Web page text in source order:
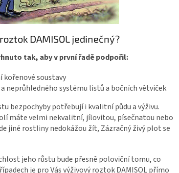
DAMISOL jedinečný?
tak, aby v první řadě podpořil:
kořenové soustavy
neprůhledného systému listů a bočních větviček
bezpochyby potřebují i kvalitní půdu a výživu.
máte velmi nekvalitní, jílovitou, písečnatou nebo
jiné rostliny nedokážou žít, Zázračný živý plot se
jeho růstu bude přesně poloviční tomu, co
je pro Vás výživový roztok DAMISOL přímo